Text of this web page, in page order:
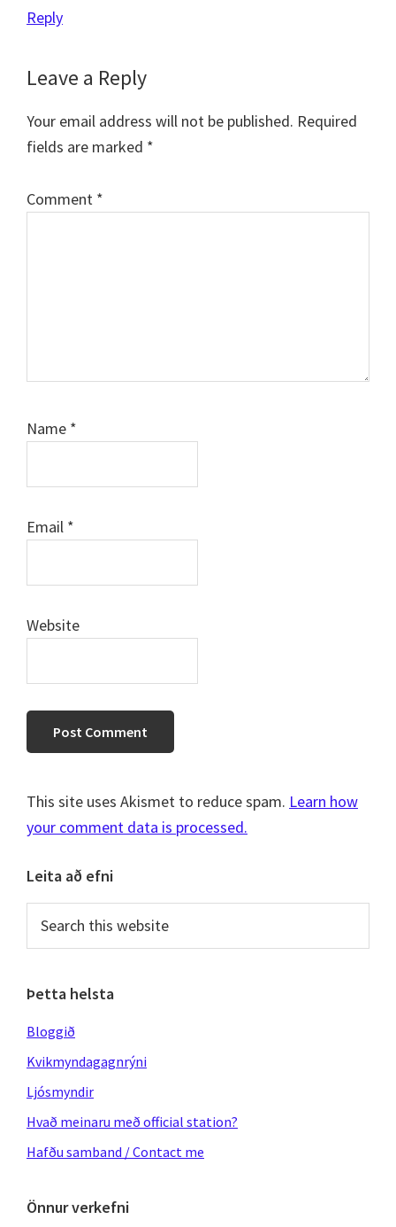
Reply
Leave a Reply
Your email address will not be published. Required
fields are marked *
Comment *
Name *
Email *
Website
This site uses Akismet to reduce spam. Learn how
your comment data is processed.
Primary
Sidebar
Leita að efni
this
Þetta helsta
Bloggið
Kvikmyndagagnrýni
Ljósmyndir
Hvað meinaru með official station?
Hafðu samband / Contact me
Önnur verkefni